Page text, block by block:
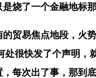
烧了一个金融地标那
易焦点地段，火势
处很快发了个声明，
每次出了事，那到